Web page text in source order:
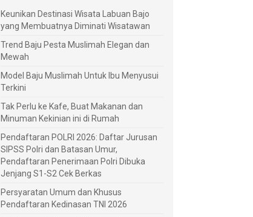
Keunikan Destinasi Wisata Labuan Bajo
yang Membuatnya Diminati Wisatawan
Trend Baju Pesta Muslimah Elegan dan
Mewah
Model Baju Muslimah Untuk Ibu Menyusui
Terkini
Tak Perlu ke Kafe, Buat Makanan dan
Minuman Kekinian ini di Rumah
Pendaftaran POLRI 2026: Daftar Jurusan
SIPSS Polri dan Batasan Umur,
Pendaftaran Penerimaan Polri Dibuka
Jenjang S1-S2 Cek Berkas
Persyaratan Umum dan Khusus
Pendaftaran Kedinasan TNI 2026